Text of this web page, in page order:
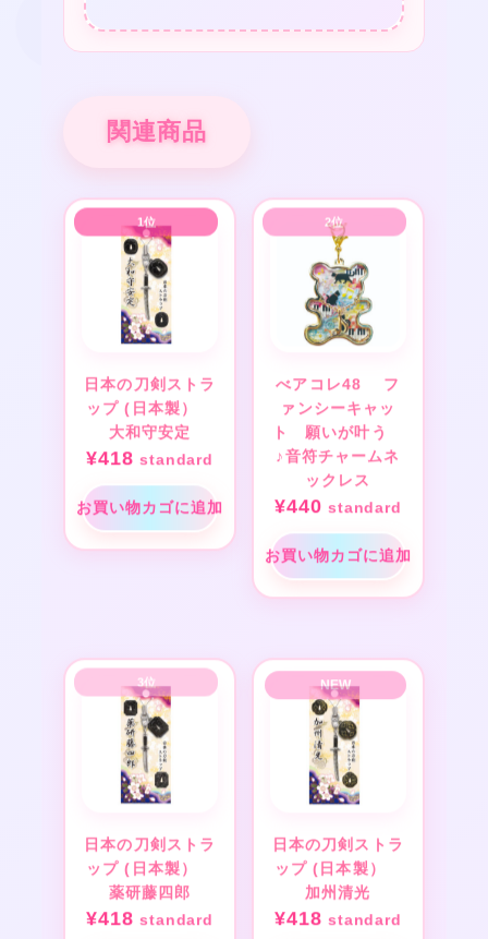
関連商品
日本の刀剣ストラ
ップ (日本製）
大和守安定
¥418 standard
お買い物カゴに追加
べアコレ48 フ
ァンシーキャッ
ト 願いが叶う
♪音符チャームネ
ックレス
¥440 standard
お買い物カゴに追加
日本の刀剣ストラ
ップ (日本製）
薬研藤四郎
¥418 standard
日本の刀剣ストラ
ップ (日本製）
加州清光
¥418 standard